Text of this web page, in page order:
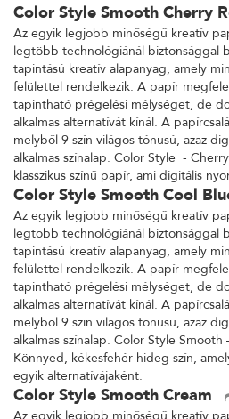
Color Style Smooth Cherry
Az egyik legjobb minőségű kreatív
legtöbb technológiánál biztonsággal
tapintású kreatív alapanyag, amely
felülettel rendelkezik. A papír
tapintható prégelési mélységet, de
alkalmas alternatívát kínál. A
melyből 9 szín világos tónusú, azaz
alkalmas színalap. Color Style -
klasszikus színű papír, ami digitális
Color Style Smooth Cool
Az egyik legjobb minőségű kreatív
legtöbb technológiánál biztonsággal
tapintású kreatív alapanyag, amely
felülettel rendelkezik. A papír
tapintható prégelési mélységet, de
alkalmas alternatívát kínál. A
melyből 9 szín világos tónusú, azaz
alkalmas színalap. Color Style Smooth
Könnyed, kékesfehér hideg szín,
egyik alternatívájaként.
Color Style Smooth Cream